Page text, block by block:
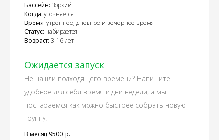
Бассейн: Зоркий
Когда: уточняется
Время: утреннее, дневное и вечернее время
Статус: набирается
Возраст: 3-16 лет
Ожидается запуск
Не нашли подходящего времени? Напишите
удобное для себя время и дни недели, а мы
постараемся как можно быстрее собрать новую
группу.
В месяц 9500 р.